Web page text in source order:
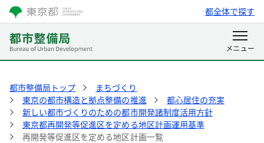
都全体で探す
都市整備局トップ
まちづくり
東京の都市構造と拠点整備の推進
都心居住の充実
新しい都市づくりのための都市開発諸制度活用方針
東京都再開発等促進区を定める地区計画運用基準
再開発等促進区を定める地区計画一覧